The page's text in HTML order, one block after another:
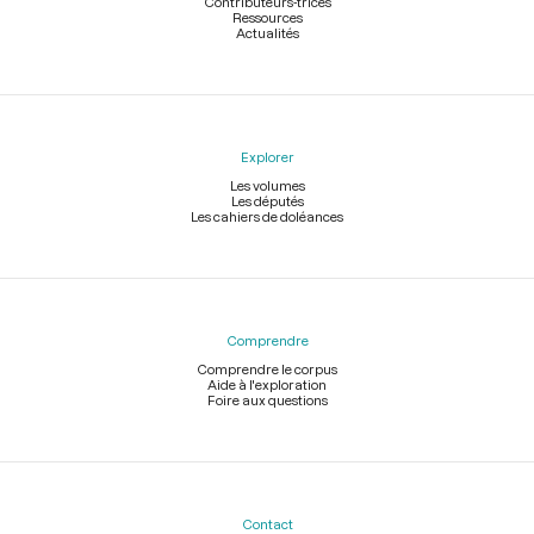
Ressources
Actualités
Explorer
Les volumes
Les députés
Les cahiers de doléances
Comprendre
Comprendre le corpus
Aide à l'exploration
Foire aux questions
Contact